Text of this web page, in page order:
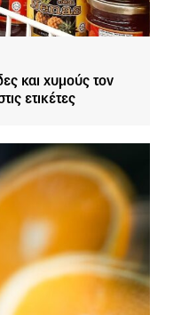
και χυμούς τον
ετικέτες